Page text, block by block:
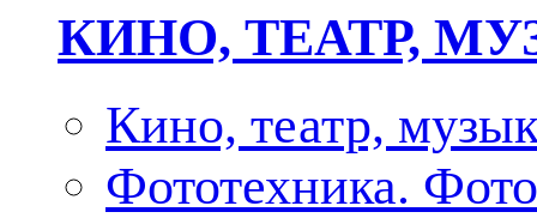
КИНО, ТЕАТР,
Кино, театр,
Фототехника.